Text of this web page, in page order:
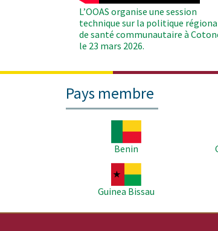
L’OOAS organise une session
technique sur la politique
de santé communautaire à
le 23 mars 2026.
Pays membre
Benin
Guinea Bissau